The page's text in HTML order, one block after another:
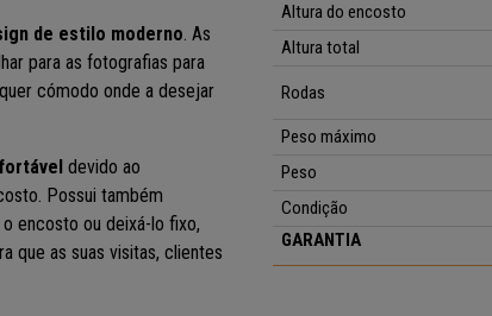
de estilo moderno. As
para as fotografias para
cómodo onde a desejar
devido ao
Possui também
encosto ou deixá-lo fixo,
que as suas visitas, clientes
Altura do encosto
Altura total
Rodas
Peso máximo
Peso
Condição
GARANTIA